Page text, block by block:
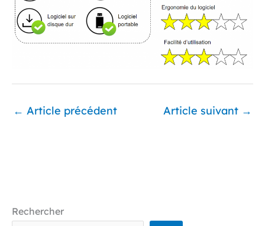
← Article précédent Article suivant →
Rechercher